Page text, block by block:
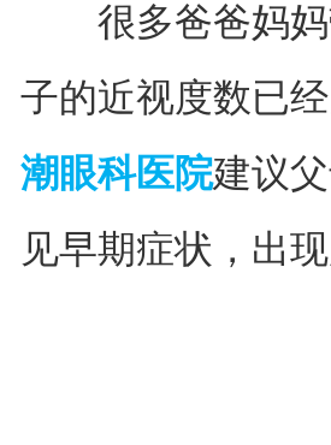
很多爸爸妈妈
子的近视度数已
潮眼科医院建议
见早期症状，出